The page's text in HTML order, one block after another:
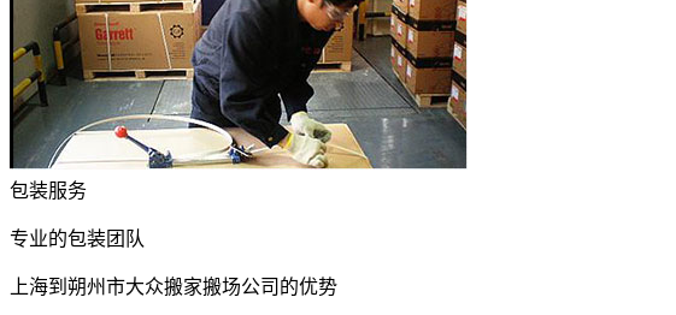
包装服务
专业的包装团队
上海到朔州市大众搬家搬场公司的优势